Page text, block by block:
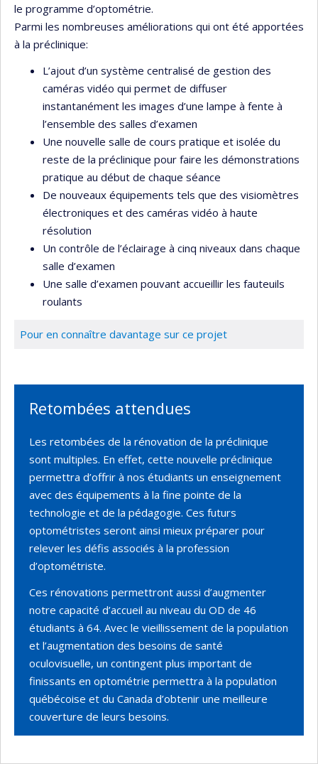
le programme d’optométrie.
Parmi les nombreuses améliorations qui ont été apportées
à la préclinique:
L’ajout d’un système centralisé de gestion des
caméras vidéo qui permet de diffuser
instantanément les images d’une lampe à fente à
l’ensemble des salles d’examen
Une nouvelle salle de cours pratique et isolée du
reste de la préclinique pour faire les démonstrations
pratique au début de chaque séance
De nouveaux équipements tels que des visiomètres
électroniques et des caméras vidéo à haute
résolution
Un contrôle de l’éclairage à cinq niveaux dans chaque
salle d’examen
Une salle d’examen pouvant accueillir les fauteuils
roulants
Pour en connaître davantage sur ce projet
Retombées attendues
Les retombées de la rénovation de la préclinique
sont multiples. En effet, cette nouvelle préclinique
permettra d’offrir à nos étudiants un enseignement
avec des équipements à la fine pointe de la
technologie et de la pédagogie. Ces futurs
optométristes seront ainsi mieux préparer pour
relever les défis associés à la profession
d’optométriste.
Ces rénovations permettront aussi d’augmenter
notre capacité d’accueil au niveau du OD de 46
étudiants à 64. Avec le vieillissement de la population
et l’augmentation des besoins de santé
oculovisuelle, un contingent plus important de
finissants en optométrie permettra à la population
québécoise et du Canada d’obtenir une meilleure
couverture de leurs besoins.